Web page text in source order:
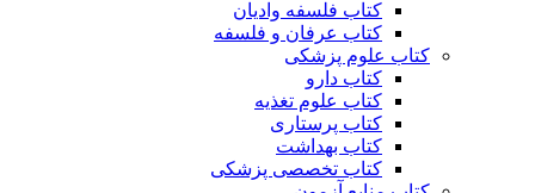
کتاب فلسفه وادیان
کتاب عرفان و فلسفه
کتاب علوم پزشکی
کتاب دارو
کتاب علوم تغذیه
کتاب پرستاری
کتاب بهداشت
کتاب تخصصی پزشکی